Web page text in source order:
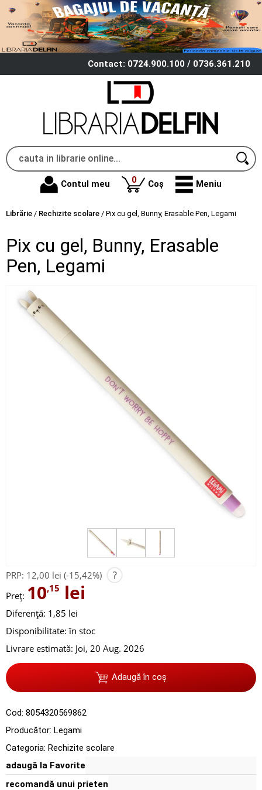
Contact: 0724.900.100 / 0736.361.210
Contul meu 0produse
Coș Meniu
Librărie / Rechizite scolare / Pix cu gel, Bunny, Erasable Pen, Legami
Pix cu gel, Bunny, Erasable
Pen, Legami
PRP: 12,00 lei (-15,42%) ?
Preț: 10,15 lei
Diferență: 1,85 lei
Disponibilitate: în stoc
Livrare estimată: Joi, 20 Aug. 2026
Adaugă în coș
Cod: 8054320569862
Producător: Legami
Categoria: Rechizite scolare
adaugă la Favorite
recomandă unui prieten